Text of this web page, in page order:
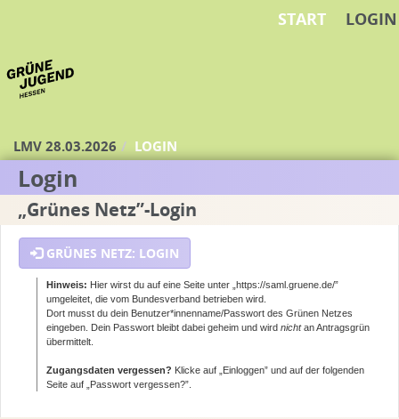
START LOGIN
Zur
Startseite
LMV 28.03.2026 LOGIN
Login
„Grünes Netz”-Login
GRÜNES NETZ: LOGIN
Hinweis: Hier wirst du auf eine Seite unter „https://saml.gruene.de/”
umgeleitet, die vom Bundesverband betrieben wird.
Dort musst du dein Benutzer*innenname/Passwort des Grünen Netzes
eingeben. Dein Passwort bleibt dabei geheim und wird nichtan Antragsgrün
übermittelt.
Zugangsdaten vergessen? Klicke auf „Einloggen” und auf der folgenden
Seite auf „Passwort vergessen?”.